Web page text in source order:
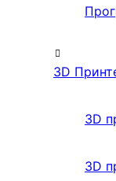
3D
3D
3D